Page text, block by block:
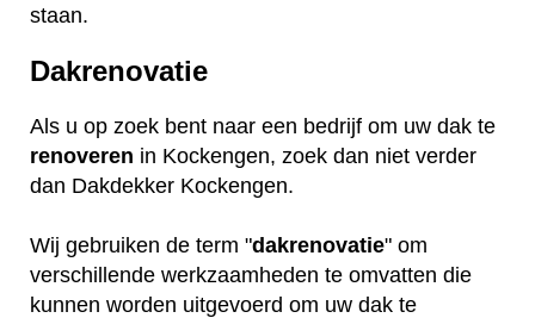
staan.
Dakrenovatie
Als u op zoek bent naar een bedrijf om uw dak te
renoveren in Kockengen, zoek dan niet verder
dan Dakdekker Kockengen.
Wij gebruiken de term "dakrenovatie" om
verschillende werkzaamheden te omvatten die
kunnen worden uitgevoerd om uw dak te